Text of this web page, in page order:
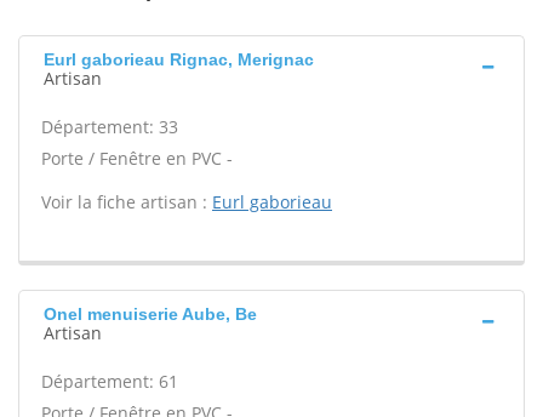
Eurl gaborieau Rignac, Merignac
Artisan
Département: 33
Porte / Fenêtre en PVC -
Voir la fiche artisan : Eurl gaborieau
Onel menuiserie Aube, Be
Artisan
Département: 61